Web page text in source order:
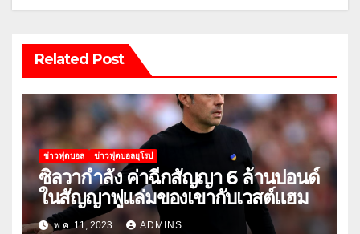
Related Post
ข่าวฟุตบอล ข่าวฟุตบอลยุโรป
ซิลวากำลัง ค่าฉีกสัญญา 6 ล้านปอนด์
ในสัญญาฟูแล่มของเขากับเวสต์แฮม
พ.ค. 11, 2023 ADMINS